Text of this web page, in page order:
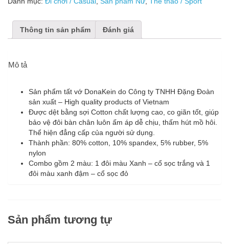
Thông tin sản phẩm Đánh giá
Mô tả
Sản phẩm tất vớ DonaKein do Công ty TNHH Đặng Đoàn
sản xuất – High quality products of Vietnam
Được dệt bằng sợi Cotton chất lượng cao, co giãn tốt, giúp
bảo vệ đôi bàn chân luôn ấm áp dễ chịu, thấm hút mồ hôi.
Thể hiện đẳng cấp của người sử dụng.
Thành phần: 80% cotton, 10% spandex, 5% rubber, 5%
nylon
Combo gồm 2 màu: 1 đôi màu Xanh – cổ sọc trắng và 1
đôi màu xanh đậm – cổ sọc đỏ
Sản phẩm tương tự